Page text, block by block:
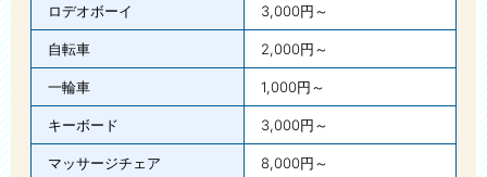
ロデオボーイ 3,000円～
自転車 2,000円～
一輪車 1,000円～
キーボード 3,000円～
マッサージチェア 8,000円～